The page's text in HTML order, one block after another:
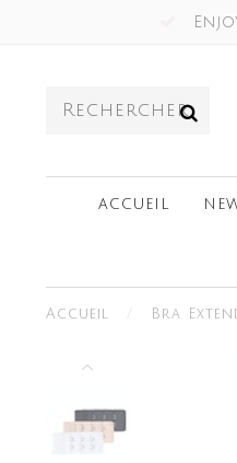
ACCUEIL
Accueil Bra